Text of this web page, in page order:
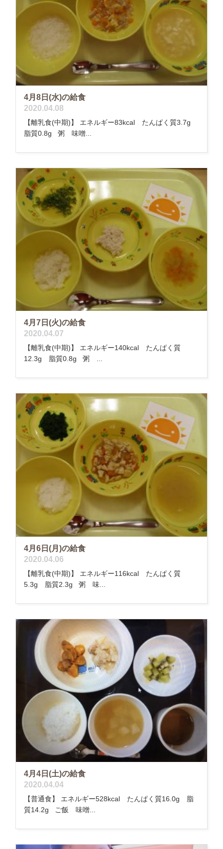
4月8日(水)の給食
2020.04.08
【離乳食(中期)】 エネルギー83kcal たんぱく質3.7g
脂質0.8g 粥 味噌...
4月7日(火)の給食
2020.04.07
【離乳食(中期)】 エネルギー140kcal たんぱく質
12.3g 脂質0.8g 粥 ...
4月6日(月)の給食
2020.04.06
【離乳食(中期)】 エネルギー116kcal たんぱく質
5.3g 脂質2.3g 粥 味...
4月4日(土)の給食
2020.04.04
【普通食】 エネルギー528kcal たんぱく質16.0g 脂
質14.2g ご飯 味噌...